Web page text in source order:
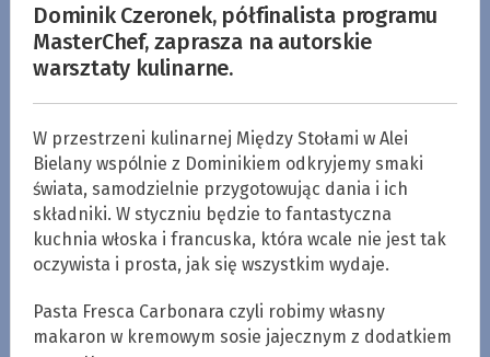
Dominik Czeronek, półfinalista programu
MasterChef, zaprasza na autorskie
warsztaty kulinarne.
W przestrzeni kulinarnej Między Stołami w Alei
Bielany wspólnie z Dominikiem odkryjemy smaki
świata, samodzielnie przygotowując dania i ich
składniki. W styczniu będzie to fantastyczna
kuchnia włoska i francuska, która wcale nie jest tak
oczywista i prosta, jak się wszystkim wydaje.
Pasta Fresca Carbonara czyli robimy własny
makaron w kremowym sosie jajecznym z dodatkiem